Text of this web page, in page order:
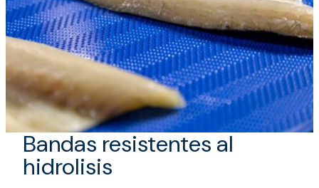
Bandas resistentes al
hidrolisis